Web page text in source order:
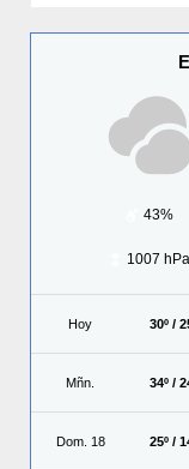
43%
1007 hPa
Hoy 30º /
Mñn. 34º /
Dom. 18 25º /